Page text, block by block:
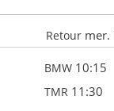
Retour mer.
BMW 10:15
TMR 11:30